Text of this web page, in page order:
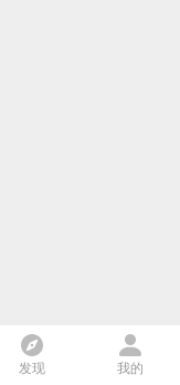
发现 我的